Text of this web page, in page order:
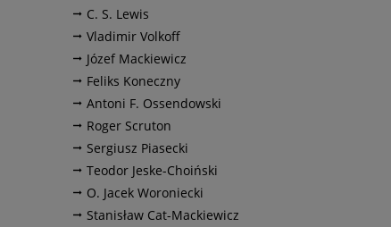
C. S. Lewis
Vladimir Volkoff
Józef Mackiewicz
Feliks Koneczny
Antoni F. Ossendowski
Roger Scruton
Sergiusz Piasecki
Teodor Jeske-Choiński
O. Jacek Woroniecki
Stanisław Cat-Mackiewicz